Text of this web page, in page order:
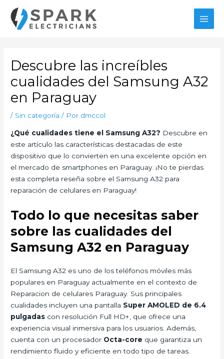
contenido
Descubre las increíbles
cualidades del Samsung A32
en Paraguay
/ Sin categoría / Por dmccol
¿Qué cualidades tiene el Samsung A32? Descubre en
este artículo las características destacadas de este
dispositivo que lo convierten en una excelente opción en
el mercado de smartphones en Paraguay. ¡No te pierdas
esta completa reseña sobre el Samsung A32 para
reparación de celulares en Paraguay!
Todo lo que necesitas saber
sobre las cualidades del
Samsung A32 en Paraguay
El Samsung A32 es uno de los teléfonos móviles más
populares en Paraguay actualmente en el contexto de
Reparacion de celulares Paraguay. Sus principales
cualidades incluyen una pantalla Super AMOLED de 6.4
pulgadas con resolución Full HD+, que ofrece una
experiencia visual inmersiva para los usuarios. Además,
cuenta con un procesador Octa-core que garantiza un
rendimiento fluido y eficiente en todo tipo de tareas.